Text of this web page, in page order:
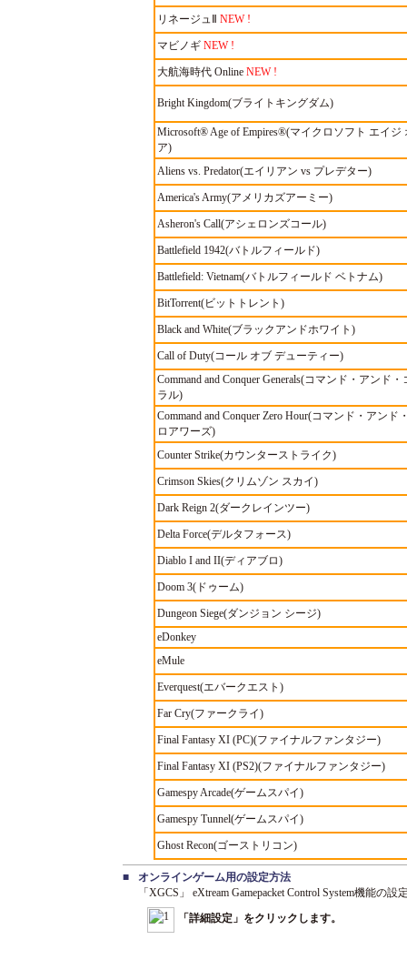
リネージュⅡ NEW !
マビノギ NEW !
大航海時代 Online NEW !
Bright Kingdom(ブライトキングダム)
Microsoft® Age of Empires®(マイクロソフト エイジ
ア)
Aliens vs. Predator(エイリアン vs プレデター)
America's Army(アメリカズアーミー)
Asheron's Call(アシェロンズコール)
Battlefield 1942(バトルフィールド)
Battlefield: Vietnam(バトルフィールド ベトナム)
BitTorrent(ビットトレント)
Black and White(ブラックアンドホワイト)
Call of Duty(コール オブ デューティー)
Command and Conquer Generals(コマンド・アンド
ラル)
Command and Conquer Zero Hour(コマンド・アンド
ロアワーズ)
Counter Strike(カウンターストライク)
Crimson Skies(クリムゾン スカイ)
Dark Reign 2(ダークレインツー)
Delta Force(デルタフォース)
Diablo I and II(ディアブロ)
Doom 3(ドゥーム)
Dungeon Siege(ダンジョン シージ)
eDonkey
eMule
Everquest(エバークエスト)
Far Cry(ファークライ)
Final Fantasy XI (PC)(ファイナルファンタジー)
Final Fantasy XI (PS2)(ファイナルファンタジー)
Gamespy Arcade(ゲームスパイ)
Gamespy Tunnel(ゲームスパイ)
Ghost Recon(ゴーストリコン)
■
オンラインゲーム用の設定方法
「XGCS」 eXtream Gamepacket Control System機能
「詳細設定」をクリックします。